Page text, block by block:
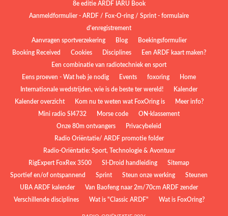
8e editie ARDF IARU Book
Aanmeldformulier - ARDF / Fox-O-ring / Sprint - formulaire
d'enregistrement
Aanvragen sportverzekering
Blog
Boekingsformulier
Booking Received
Cookies Disciplines
Een ARDF kaart maken?
Een combinatie van radiotechniek en sport
Eens proeven - Wat heb je nodig
Events foxoring
Home
Internationale wedstrijden, wie is de beste ter wereld!
Kalender
Kalender overzicht
Kom nu te weten wat FoxOring is
Meer info?
Mini radio SI4732
Morse code
ON-klassement
Onze 80m ontvangers
Privacybeleid
Radio Oriëntatie/ ARDF promotie folder
Radio‑Oriëntatie: Sport, Technologie & Avontuur
RigExpert FoxRex 3500
SI-Droid handleiding
Sitemap
Sportief en/of ontspannend
Sprint Steun onze werking
Steunen
UBA ARDF kalender
Van Baofeng naar 2m/70cm ARDF zender
Verschillende disciplines
Wat is "Classic ARDF" Wat is FoxOring?